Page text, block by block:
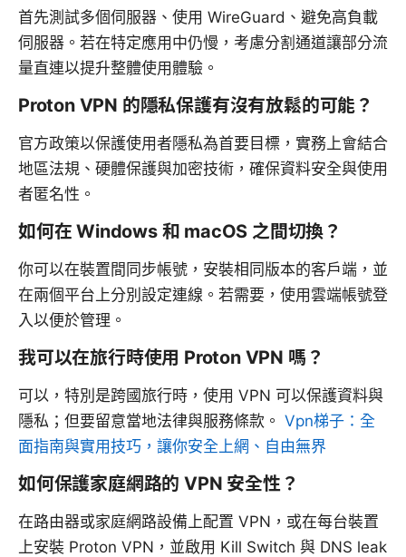
首先測試多個伺服器、使用 WireGuard、避免高負載
伺服器。若在特定應用中仍慢，考慮分割通道讓部分流
量直連以提升整體使用體驗。
Proton VPN 的隱私保護有沒有放鬆的可能？
官方政策以保護使用者隱私為首要目標，實務上會結合
地區法規、硬體保護與加密技術，確保資料安全與使用
者匿名性。
如何在 Windows 和 macOS 之間切換？
你可以在裝置間同步帳號，安裝相同版本的客戶端，並
在兩個平台上分別設定連線。若需要，使用雲端帳號登
入以便於管理。
我可以在旅行時使用 Proton VPN 嗎？
可以，特別是跨國旅行時，使用 VPN 可以保護資料與
隱私；但要留意當地法律與服務條款。 Vpn梯子：全
面指南與實用技巧，讓你安全上網、自由無界
如何保護家庭網路的 VPN 安全性？
在路由器或家庭網路設備上配置 VPN，或在每台裝置
上安裝 Proton VPN，並啟用 Kill Switch 與 DNS leak